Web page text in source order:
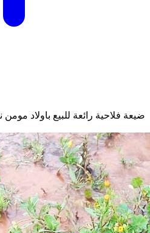
ضيعة فلاحية رائعة للبيع باولاد مومن